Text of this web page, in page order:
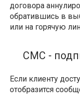
договора
обратившись в
или на горячую
СМС -
Если клиенту
отобразится